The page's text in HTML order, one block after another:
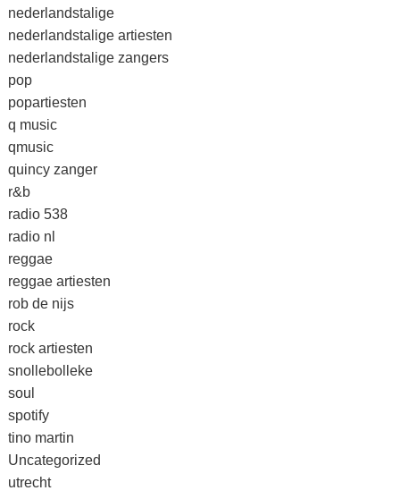
nederlandstalige
nederlandstalige artiesten
nederlandstalige zangers
pop
popartiesten
q music
qmusic
quincy zanger
r&b
radio 538
radio nl
reggae
reggae artiesten
rob de nijs
rock
rock artiesten
snollebolleke
soul
spotify
tino martin
Uncategorized
utrecht